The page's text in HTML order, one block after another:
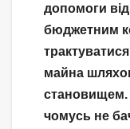
допомоги від
бюджетним
майна
становищем.
чомусь не